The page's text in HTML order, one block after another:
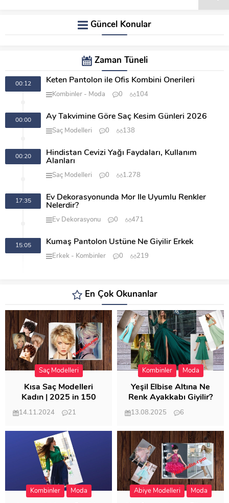
Güncel Konular
Zaman Tüneli
00:12 Keten Pantolon ile Ofis Kombini Önerileri
Kombinler Moda 0 104
00:00 Ay Takvimine Göre Saç Kesim Günleri 2026
Saç Modelleri 0 138
00:20
Hindistan Cevizi Yağı Faydaları, Kullanım
Alanları
Saç Modelleri 0 1.278
17:35
Ev Dekorasyonunda Mor İle Uyumlu Renkler
Nelerdir?
Ev Dekorasyonu 0 471
15:05 Kumaş Pantolon Üstüne Ne Giyilir Erkek
Erkek Kombinler 0 219
En Çok Okunanlar
Saç Modelleri
Kısa Saç Modelleri
Kadın | 2025 in 150
Modeli
14.11.2024
21
Kombinler Moda
Yeşil Elbise Altına Ne
Renk Ayakkabı Giyilir?
13.08.2025
6
Kombinler Moda Abiye Modelleri Moda